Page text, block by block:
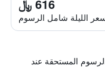
616 ﷼
الليلة شامل الرسوم
المستحقة عند